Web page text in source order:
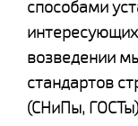
способами
возведении
стандартов
(СНиПы,